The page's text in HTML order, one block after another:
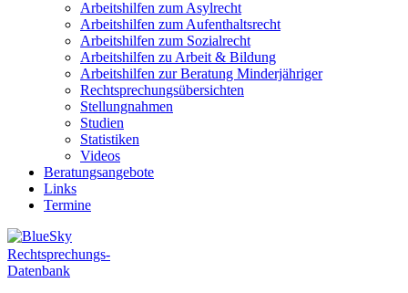
Arbeitshilfen zum Asylrecht
Arbeitshilfen zum Aufenthaltsrecht
Arbeitshilfen zum Sozialrecht
Arbeitshilfen zu Arbeit & Bildung
Arbeitshilfen zur Beratung Minderjähriger
Rechtsprechungsübersichten
Stellungnahmen
Studien
Statistiken
Videos
Beratungsangebote
Links
Termine
Rechtsprechungs-
Datenbank